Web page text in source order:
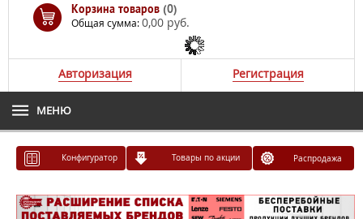
Корзина товаров (0)
Общая сумма:0,00 руб.
Авторизация Регистрация
МЕНЮ
Конфигуратор Товары по акции Распродажа